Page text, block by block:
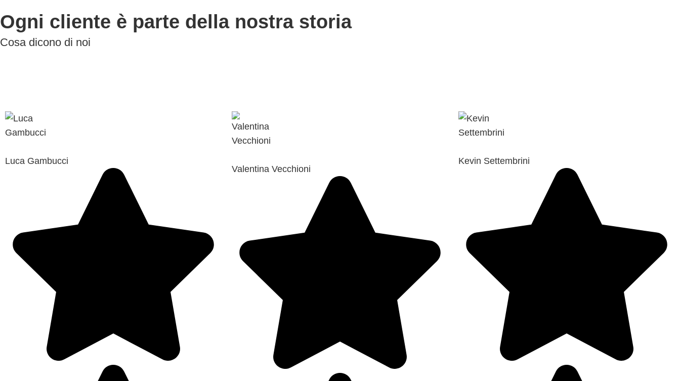
Ogni cliente è parte della nostra storia
Cosa dicono di noi
Luca Gambucci
Valentina Vecchioni
Kevin Settembrini